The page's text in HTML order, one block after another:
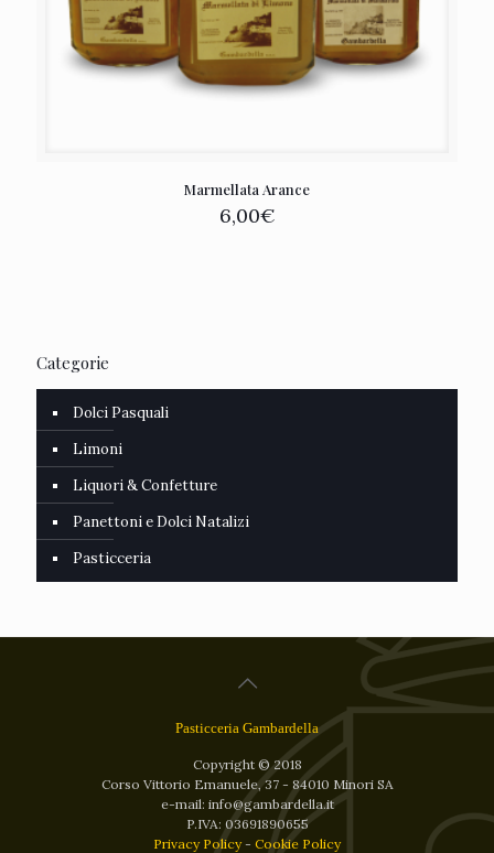
Marmellata Arance
6,00€
Categorie
Dolci Pasquali
Limoni
Liquori & Confetture
Panettoni e Dolci Natalizi
Pasticceria
Pasticceria Gambardella
Copyright © 2018
Corso Vittorio Emanuele, 37 - 84010 Minori SA
e-mail: info@gambardella.it
P.IVA: 03691890655
Privacy Policy- Cookie Policy